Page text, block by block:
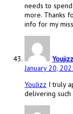
needs to
more. Thanks
info for my
Youjizz
January 20,
YouJizz I truly
delivering such